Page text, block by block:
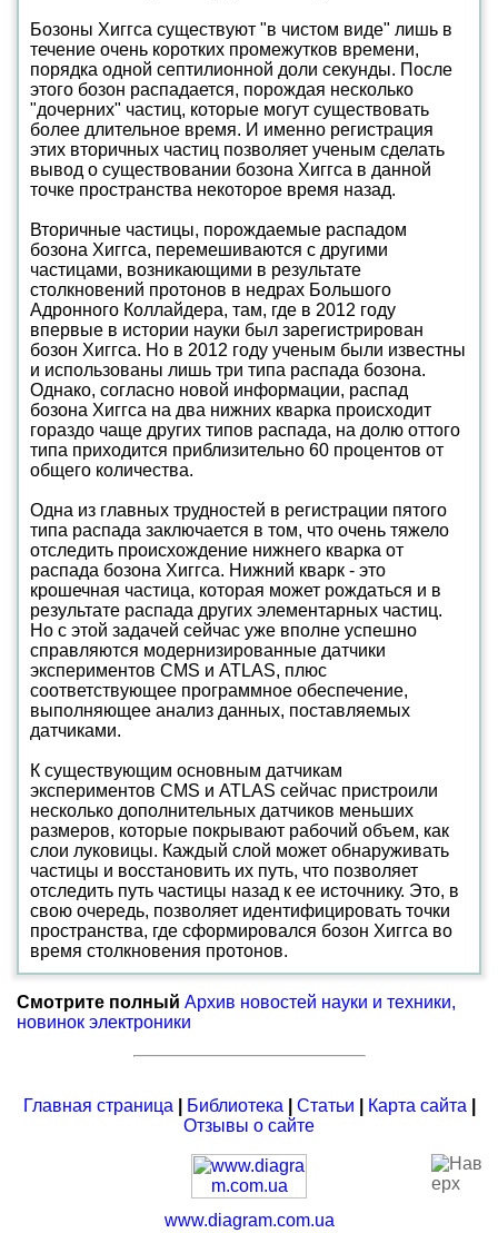
Бозоны Хиггса существуют "в чистом виде" лишь в
течение очень коротких промежутков времени,
порядка одной септилионной доли секунды. После
этого бозон распадается, порождая несколько
"дочерних" частиц, которые могут существовать
более длительное время. И именно регистрация
этих вторичных частиц позволяет ученым сделать
вывод о существовании бозона Хиггса в данной
точке пространства некоторое время назад.
Вторичные частицы, порождаемые распадом
бозона Хиггса, перемешиваются с другими
частицами, возникающими в результате
столкновений протонов в недрах Большого
Адронного Коллайдера, там, где в 2012 году
впервые в истории науки был зарегистрирован
бозон Хиггса. Но в 2012 году ученым были известны
и использованы лишь три типа распада бозона.
Однако, согласно новой информации, распад
бозона Хиггса на два нижних кварка происходит
гораздо чаще других типов распада, на долю оттого
типа приходится приблизительно 60 процентов от
общего количества.
Одна из главных трудностей в регистрации пятого
типа распада заключается в том, что очень тяжело
отследить происхождение нижнего кварка от
распада бозона Хиггса. Нижний кварк - это
крошечная частица, которая может рождаться и в
результате распада других элементарных частиц.
Но с этой задачей сейчас уже вполне успешно
справляются модернизированные датчики
экспериментов CMS и ATLAS, плюс
соответствующее программное обеспечение,
выполняющее анализ данных, поставляемых
датчиками.
К существующим основным датчикам
экспериментов CMS и ATLAS сейчас пристроили
несколько дополнительных датчиков меньших
размеров, которые покрывают рабочий объем, как
слои луковицы. Каждый слой может обнаруживать
частицы и восстановить их путь, что позволяет
отследить путь частицы назад к ее источнику. Это, в
свою очередь, позволяет идентифицировать точки
пространства, где сформировался бозон Хиггса во
время столкновения протонов.
Смотрите полный Архив новостей науки и техники,
новинок электроники
Главная страница Библиотека Статьи Карта сайта
Отзывы о сайте
www.diagram.com.ua